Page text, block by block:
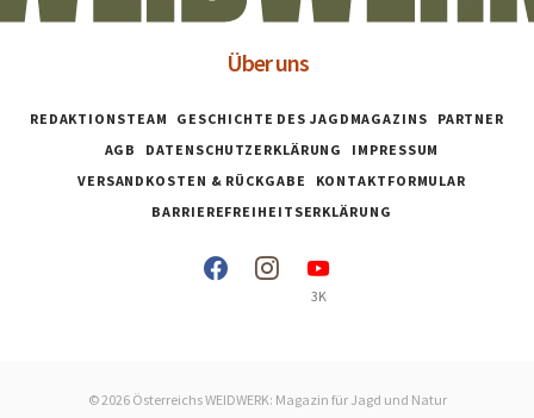
Über uns
REDAKTIONSTEAM GESCHICHTE DES JAGDMAGAZINS
PARTNER
AGB
DATENSCHUTZERKLÄRUNG
IMPRESSUM
VERSANDKOSTEN & RÜCKGABE
KONTAKTFORMULAR
BARRIEREFREIHEITSERKLÄRUNG
3K
© 2026 Österreichs WEIDWERK: Magazin für Jagd und Natur